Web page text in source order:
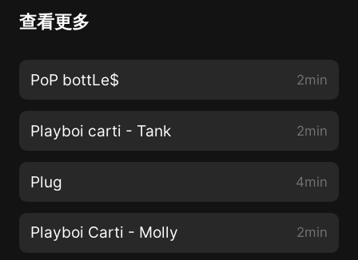
查看更多
PoP bottLe$ 2min
Playboi carti - Tank 2min
Plug 4min
Playboi Carti - Molly 2min